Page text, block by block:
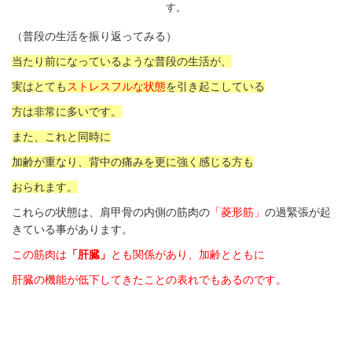
す。
（普段の生活を振り返ってみる）
当たり前になっているような普段の生活が、
実はとても ストレスフルな状態を引き起こしている
方は非常に多いです。
また、これと同時に
加齢が重なり、背中の痛みを更に強く感じる方も
おられます。
これらの状態は、肩甲骨の内側の筋肉の 「菱形筋」 の過緊張が起
きている事があります。
この筋肉は 「肝臓」 とも関係があり、加齢とともに
肝臓の機能が低下してきたことの表れでもあるのです。